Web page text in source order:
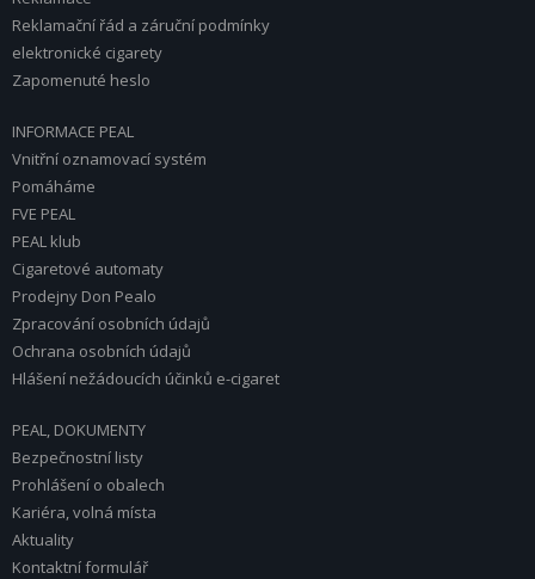
Reklamační řád a záruční podmínky
elektronické cigarety
Zapomenuté heslo
INFORMACE PEAL
Vnitřní oznamovací systém
Pomáháme
FVE PEAL
PEAL klub
Cigaretové automaty
Prodejny Don Pealo
Zpracování osobních údajů
Ochrana osobních údajů
Hlášení nežádoucích účinků e-cigaret
PEAL, DOKUMENTY
Bezpečnostní listy
Prohlášení o obalech
Kariéra, volná místa
Aktuality
Kontaktní formulář